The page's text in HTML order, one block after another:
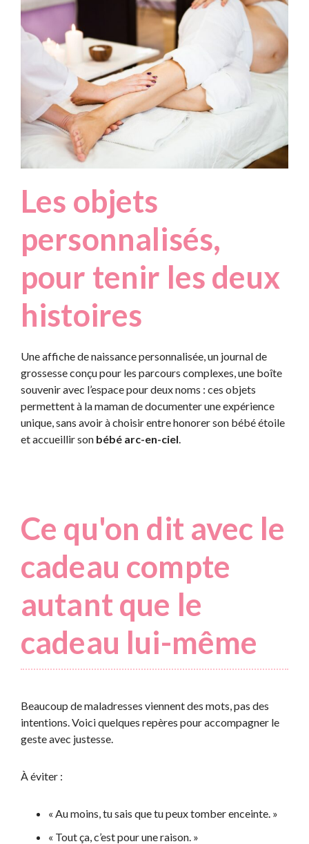
Les objets
personnalisés,
pour tenir les deux
histoires
Une affiche de naissance personnalisée, un journal de
grossesse conçu pour les parcours complexes, une boîte
souvenir avec l’espace pour deux noms : ces objets
permettent à la maman de documenter une expérience
unique, sans avoir à choisir entre honorer son bébé étoile
et accueillir son bébé arc-en-ciel.
Ce qu'on dit avec le
cadeau compte
autant que le
cadeau lui-même
Beaucoup de maladresses viennent des mots, pas des
intentions. Voici quelques repères pour accompagner le
geste avec justesse.
À éviter :
« Au moins, tu sais que tu peux tomber enceinte. »
« Tout ça, c’est pour une raison. »